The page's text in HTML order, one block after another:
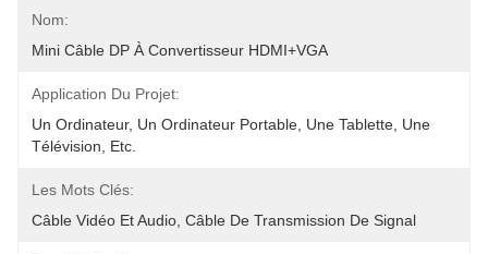
Nom:
Mini Câble DP À Convertisseur HDMI+VGA
Application Du Projet:
Un Ordinateur, Un Ordinateur Portable, Une Tablette, Une
Télévision, Etc.
Les Mots Clés:
Câble Vidéo Et Audio, Câble De Transmission De Signal